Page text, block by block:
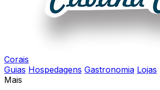
Corais
Guias Hospedagens Gastronomia Lojas
Mais